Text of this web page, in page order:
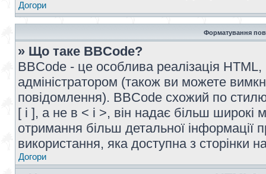
Догори
Форматування
» Що таке BBCode?
BBCode - це особлива реалізація
адміністратором (також ви можете
повідомлення). BBCode схожий по
[ і ], а не в < і >, він надає більш
отримання більш детальної інформації
використання, яка доступна з сторінки
Догори